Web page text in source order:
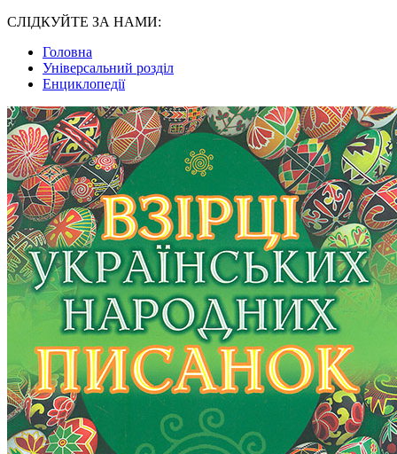
СЛІДКУЙТЕ ЗА НАМИ:
Головна
Універсальний розділ
Енциклопедії